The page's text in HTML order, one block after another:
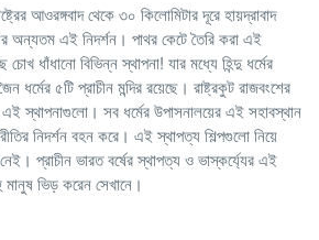
আওরঙ্গবাদ থেকে ৩০ কিলোমিটার দূরে হায়দ্রাবাদ
অন্যতম এই নিদর্শন। পাথর কেটে তৈরি করা এই
ধাঁধানো বিভিন্ন স্থাপনা! যার মধ্যে হিন্দু ধর্মের
ধর্মের ৫টি প্রাচীন মন্দির রয়েছে। রাষ্ট্রকুট রাজবংশের
এই স্থাপনাগুলো। সব ধর্মের উপাসনালয়ের এই সহাবস্থান
নিদর্শন বহন করে। এই স্থাপত্য শিল্পগুলো নিয়ে
প্রাচীন ভারত বর্ষের স্থাপত্য ও ভাস্কর্য্যের এই
মানুষ ভিড় করেন সেখানে।